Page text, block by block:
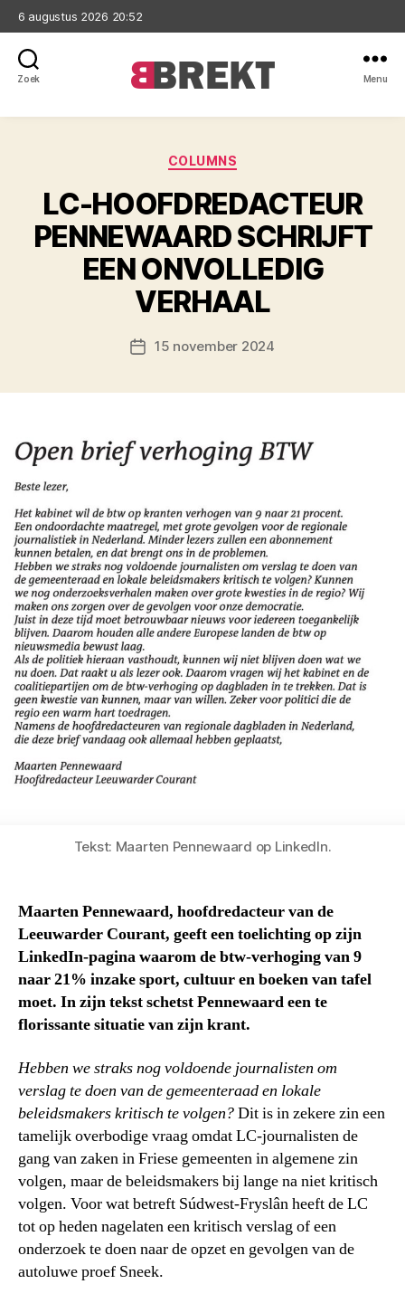
6 augustus 2026 20:52
Zoek Menu
Categorieën
COLUMNS
LC-HOOFDREDACTEUR
PENNEWAARD SCHRIJFT
EEN ONVOLLEDIG
VERHAAL
Berichtdatum
15 november 2024
Tekst: Maarten Pennewaard op LinkedIn.
Maarten Pennewaard, hoofdredacteur van de
Leeuwarder Courant, geeft een toelichting op zijn
LinkedIn-pagina waarom de btw-verhoging van 9
naar 21% inzake sport, cultuur en boeken van tafel
moet. In zijn tekst schetst Pennewaard een te
florissante situatie van zijn krant.
Hebben we straks nog voldoende journalisten om
verslag te doen van de gemeenteraad en lokale
beleidsmakers kritisch te volgen?Dit is in zekere zin een
tamelijk overbodige vraag omdat LC-journalisten de
gang van zaken in Friese gemeenten in algemene zin
volgen, maar de beleidsmakers bij lange na niet kritisch
volgen. Voor wat betreft Súdwest-Fryslân heeft de LC
tot op heden nagelaten een kritisch verslag of een
onderzoek te doen naar de opzet en gevolgen van de
autoluwe proef Sneek.